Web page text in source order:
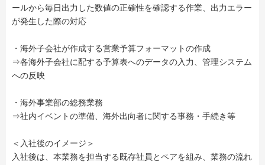
ールから毎日出力した数値の正確性を確認する作業、出力エラー
が発生した際の対応
・海外子会社が作成する営業予算フォーマットの作成
⇒各海外子会社に配する予算表へのデータの入力、管理システム
への反映
・海外事業部の総務業務
⇒社内イベントの準備、海外出向者に関する事務・手続き等
＜入社後のイメージ＞
入社後は、本業務を担当する既存社員とペアを組み、業務の流れ